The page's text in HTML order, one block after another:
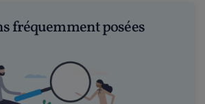
fréquemment posées